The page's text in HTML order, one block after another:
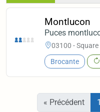
Montlucon
Puces
03100 -
Brocante
« Précédent 1